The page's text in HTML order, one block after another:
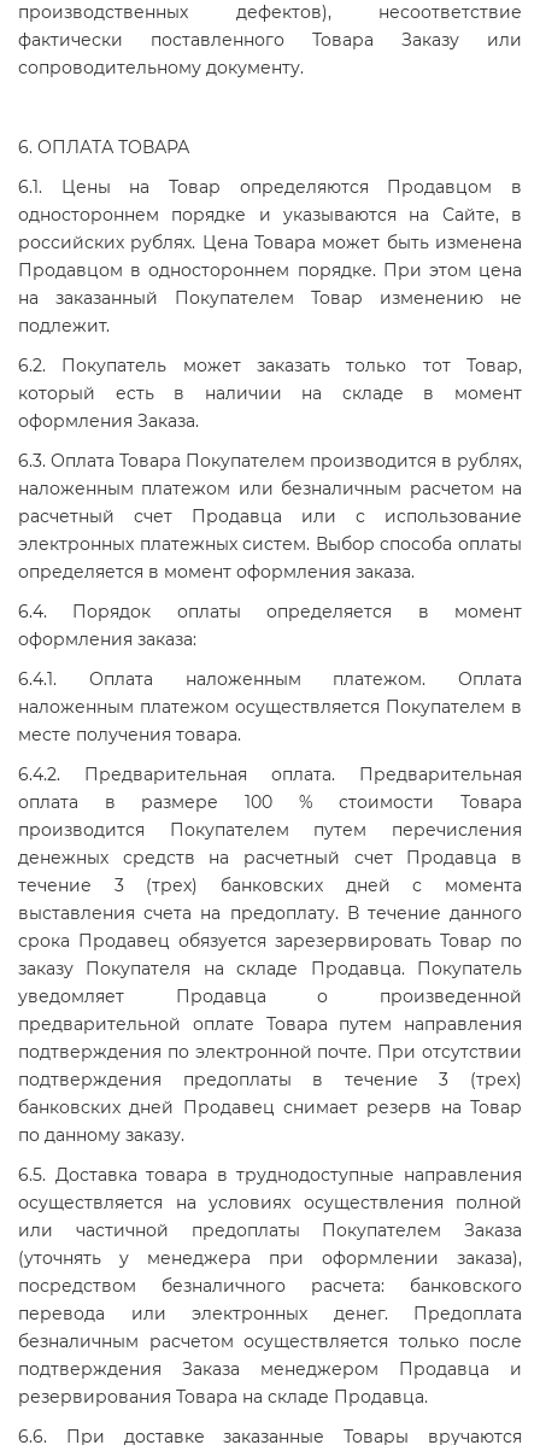
производственных дефектов), несоответствие
фактически поставленного Товара Заказу или
сопроводительному документу.
6. ОПЛАТА ТОВАРА
6.1. Цены на Товар определяются Продавцом в
одностороннем порядке и указываются на Сайте, в
российских рублях. Цена Товара может быть изменена
Продавцом в одностороннем порядке. При этом цена
на заказанный Покупателем Товар изменению не
подлежит.
6.2. Покупатель может заказать только тот Товар,
который есть в наличии на складе в момент
оформления Заказа.
6.3. Оплата Товара Покупателем производится в рублях,
наложенным платежом или безналичным расчетом на
расчетный счет Продавца или с использование
электронных платежных систем. Выбор способа оплаты
определяется в момент оформления заказа.
6.4. Порядок оплаты определяется в момент
оформления заказа:
6.4.1. Оплата наложенным платежом. Оплата
наложенным платежом осуществляется Покупателем в
месте получения товара.
6.4.2. Предварительная оплата. Предварительная
оплата в размере 100 % стоимости Товара
производится Покупателем путем перечисления
денежных средств на расчетный счет Продавца в
течение 3 (трех) банковских дней с момента
выставления счета на предоплату. В течение данного
срока Продавец обязуется зарезервировать Товар по
заказу Покупателя на складе Продавца. Покупатель
уведомляет Продавца о произведенной
предварительной оплате Товара путем направления
подтверждения по электронной почте. При отсутствии
подтверждения предоплаты в течение 3 (трех)
банковских дней Продавец снимает резерв на Товар
по данному заказу.
6.5. Доставка товара в труднодоступные направления
осуществляется на условиях осуществления полной
или частичной предоплаты Покупателем Заказа
(уточнять у менеджера при оформлении заказа),
посредством безналичного расчета: банковского
перевода или электронных денег. Предоплата
безналичным расчетом осуществляется только после
подтверждения Заказа менеджером Продавца и
резервирования Товара на складе Продавца.
6.6. При доставке заказанные Товары вручаются